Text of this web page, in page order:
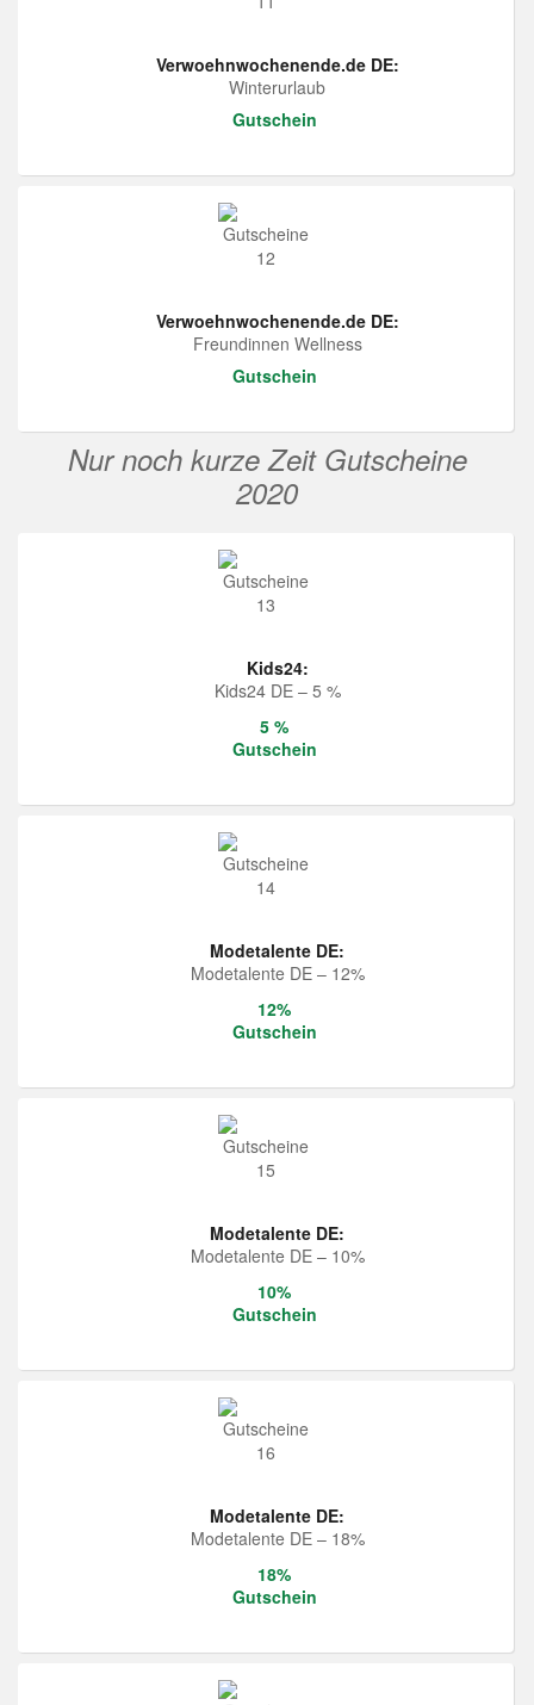
Verwoehnwochenende.de DE:
Winterurlaub
Gutschein
Verwoehnwochenende.de DE:
Freundinnen Wellness
Gutschein
Nur noch kurze Zeit Gutscheine
2020
Kids24:
Kids24 DE – 5 %
5 %
Gutschein
Modetalente DE:
Modetalente DE – 12%
12%
Gutschein
Modetalente DE:
Modetalente DE – 10%
10%
Gutschein
Modetalente DE:
Modetalente DE – 18%
18%
Gutschein